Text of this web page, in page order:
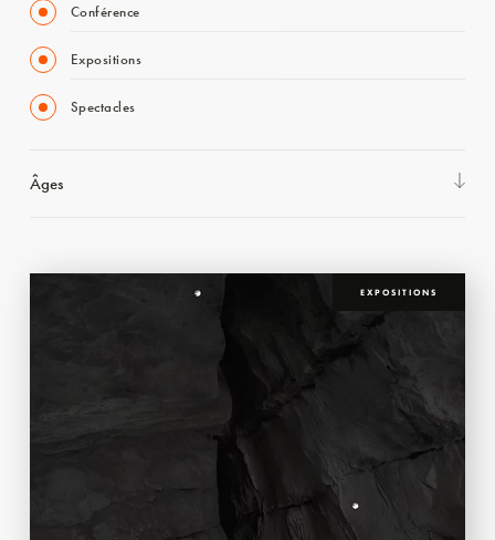
Conférence
Expositions
Spectacles
Âges
EXPOSITIONS